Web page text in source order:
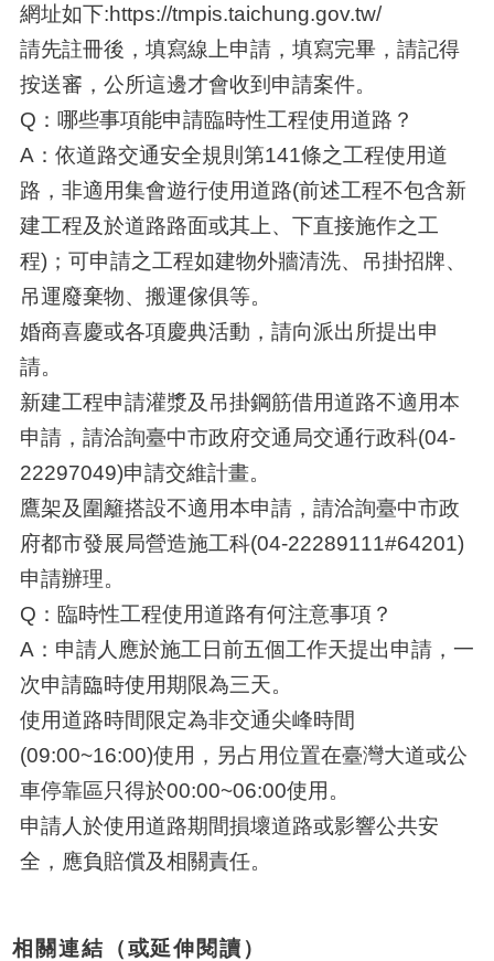
網址如下:https://tmpis.taichung.gov.tw/
請先註冊後，填寫線上申請，填寫完畢，請記得
按送審，公所這邊才會收到申請案件。
Q：哪些事項能申請臨時性工程使用道路？
A：依道路交通安全規則第141條之工程使用道
路，非適用集會遊行使用道路(前述工程不包含新
建工程及於道路路面或其上、下直接施作之工
程)；可申請之工程如建物外牆清洗、吊掛招牌、
吊運廢棄物、搬運傢俱等。
婚商喜慶或各項慶典活動，請向派出所提出申
請。
新建工程申請灌漿及吊掛鋼筋借用道路不適用本
申請，請洽詢臺中市政府交通局交通行政科(04-
22297049)申請交維計畫。
鷹架及圍籬搭設不適用本申請，請洽詢臺中市政
府都市發展局營造施工科(04-22289111#64201)
申請辦理。
Q：臨時性工程使用道路有何注意事項？
A：申請人應於施工日前五個工作天提出申請，一
次申請臨時使用期限為三天。
使用道路時間限定為非交通尖峰時間
(09:00~16:00)使用，另占用位置在臺灣大道或公
車停靠區只得於00:00~06:00使用。
申請人於使用道路期間損壞道路或影響公共安
全，應負賠償及相關責任。
相關連結（或延伸閱讀）